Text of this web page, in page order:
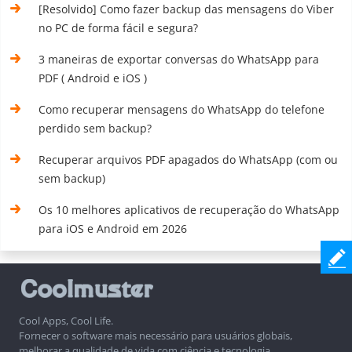
[Resolvido] Como fazer backup das mensagens do Viber
no PC de forma fácil e segura?
3 maneiras de exportar conversas do WhatsApp para
PDF ( Android e iOS )
Como recuperar mensagens do WhatsApp do telefone
perdido sem backup?
Recuperar arquivos PDF apagados do WhatsApp (com ou
sem backup)
Os 10 melhores aplicativos de recuperação do WhatsApp
para iOS e Android em 2026
Cool Apps, Cool Life.
Fornecer o software mais necessário para usuários globais,